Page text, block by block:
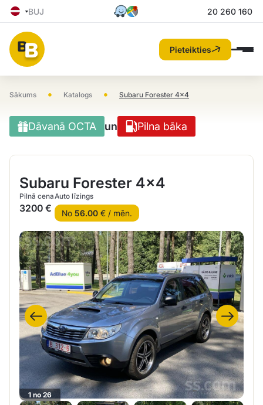
BUJ 20 260 160
Pieteikties
Sākums • Katalogs • Subaru Forester 4×4
Dāvanā OCTA un Pilna bāka
Subaru Forester 4×4
Pilnā cena
3200 €
Auto līzings
No 56.00€ / mēn.
1 no 26